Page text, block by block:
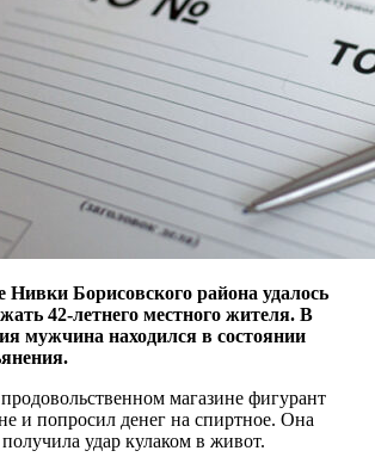
Нивки Борисовского района удалось
42-летнего местного жителя. В
мужчина находился в состоянии
магазине фигурант
и попросил денег на спиртное. Она
получила удар кулаком в живот.